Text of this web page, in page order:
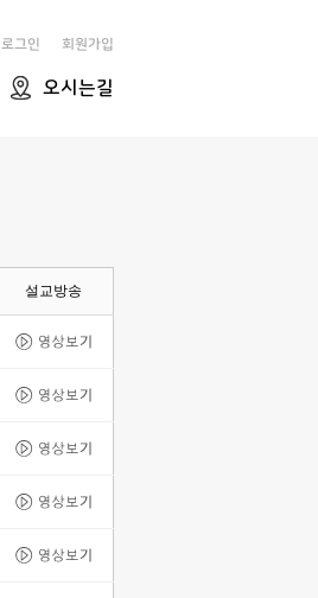
로그인 회원가입
오시는길
설교방송